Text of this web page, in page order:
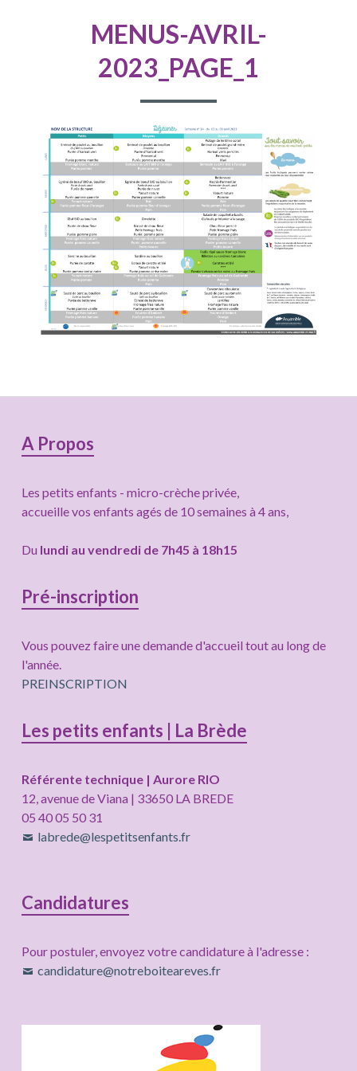
D'ARIANEMENUS-AVRIL-
2023_PAGE_1
Colonne
subsidiaire
A Propos
Les petits enfants - micro-crèche privée,
accueille vos enfants agés de 10 semaines à 4 ans,
Du lundi au vendredi de 7h45 à 18h15
Pré-inscription
Vous pouvez faire une demande d'accueil tout au long de
l'année.
PREINSCRIPTION
Les petits enfants | La Brède
Référente technique | Aurore RIO
12, avenue de Viana | 33650 LA BREDE
05 40 05 50 31
labrede@lespetitsenfants.fr
Candidatures
Pour postuler, envoyez votre candidature à l'adresse :
candidature@notreboiteareves.fr